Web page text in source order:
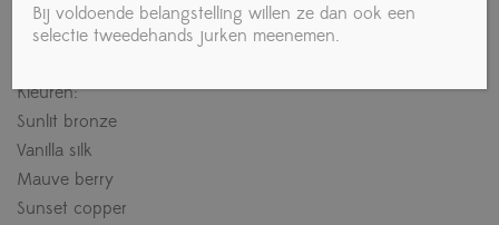
Kies geen huidskleuren op basis van alleen
schermafbeeldingen.
Kleuren:
Sunlit bronze
Vanilla silk
Mauve berry
Sunset copper
Bij voldoende belangstelling willen ze dan ook een
selectie tweedehands jurken meenemen.